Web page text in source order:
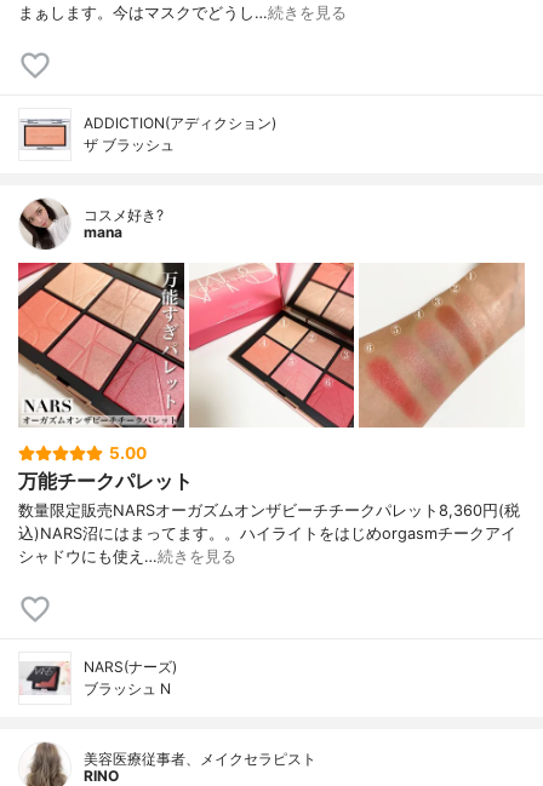
まぁします。今はマスクでどうし…続きを見る
ADDICTION(アディクション)
ザ ブラッシュ
コスメ好き?
mana
5.00
万能チークパレット
数量限定販売NARSオーガズムオンザビーチチークパレット8,360円(税
込)NARS沼にはまってます。。ハイライトをはじめorgasmチークアイ
シャドウにも使え…続きを見る
NARS(ナーズ)
ブラッシュ N
美容医療従事者、メイクセラピスト
RINO